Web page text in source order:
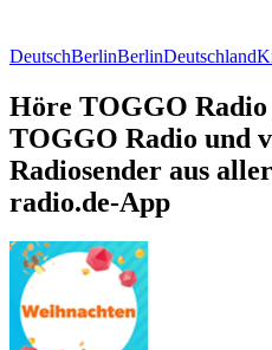
DeutschBerlinBerlinDeutschland
Höre TOGGO Radio
TOGGO Radio und
Radiosender aus
radio.de-App